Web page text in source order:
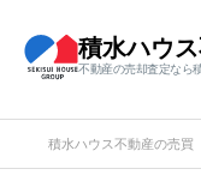
積水ハウ
不動産の売却査定なら
積水ハウス不動産の売買